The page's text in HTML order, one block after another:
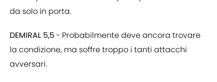
da solo in porta.
DEMIRAL 5,5 - Probabilmente deve ancora trovare
la condizione, ma soffre troppo i tanti attacchi
avversari.